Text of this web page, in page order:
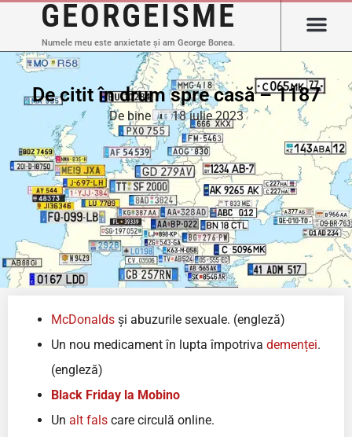
GEORGEISME
Numele meu este anxietate și am George Bonea.
De citit în drum spre casă – 1187
De bine 18 iulie 2023
McDonalds și abuzurile sexuale. (engleză)
Un nou medicament în lupta împotriva demenței.
(engleză)
Black Friday la Mobino
Un alt fals care circulă online.